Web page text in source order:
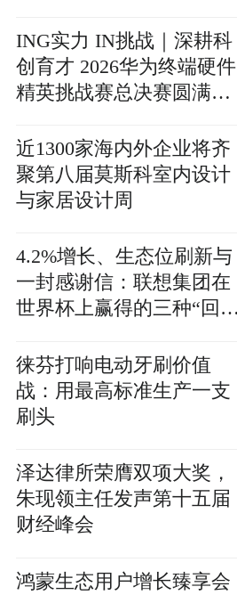
ING实力 IN挑战｜深耕科
创育才 2026华为终端硬件
精英挑战赛总决赛圆满落
近1300家海内外企业将齐
聚第八届莫斯科室内设计
与家居设计周
4.2%增长、生态位刷新与
一封感谢信：联想集团在
世界杯上赢得的三种“回
徕芬打响电动牙刷价值
战：用最高标准生产一支
刷头
泽达律所荣膺双项大奖，
朱现领主任发声第十五届
财经峰会
鸿蒙生态用户增长臻享会